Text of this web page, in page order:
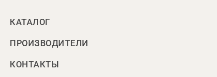
КАТАЛОГ
ПРОИЗВОДИТЕЛИ
КОНТАКТЫ